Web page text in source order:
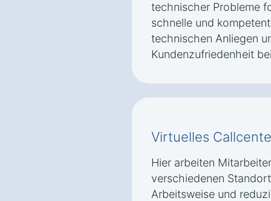
technischer Probleme
schnelle und
technischen Anliegen
Kundenzufriedenheit
Virtuelles
Hier arbeiten
verschiedenen
Arbeitsweise und